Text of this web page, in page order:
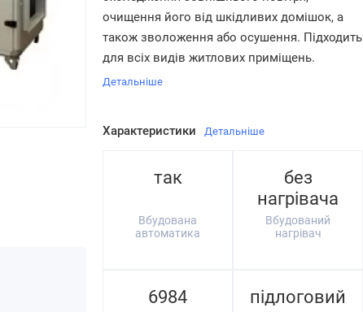
очищення його від шкідливих домішок, а
також зволоження або осушення. Підходить
для всіх видів житлових приміщень.
Детальніше
Характеристики Детальніше
так
Вбудована
автоматика
без
нагрівача
Вбудований
нагрівач
6984 підлоговий